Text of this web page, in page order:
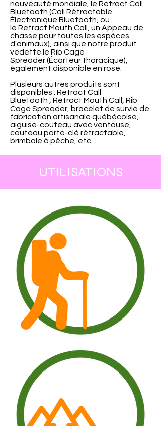
nouveauté mondiale, le Retract Call
Bluetooth (Call Rétractable
Électronique Bluetooth, ou
le Retract Mouth Call, un Appeau de
chasse pour toutes les espèces
d'animaux), ainsi que notre produit
vedette le Rib Cage
Spreader (Écarteur thoracique),
également disponible en rose.
Plusieurs autres produits sont
disponibles : Retract Call
Bluetooth , Retract Mouth Call, Rib
Cage Spreader, bracelet de survie de
fabrication artisanale québécoise,
aiguise-couteau avec ventouse,
couteau porte-clé rétractable,
brimbale à pêche, etc.
UTILISATIONS